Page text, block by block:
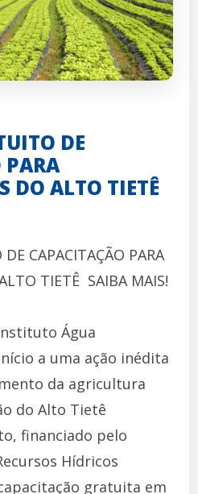
DE
PARA
DO ALTO TIETÊ 
CAPACITAÇÃO PARA
TIETÊ  SAIBA MAIS!
Água
a uma ação inédita
da agricultura
do Alto Tietê 
financiado pelo
Hídricos
gratuita em